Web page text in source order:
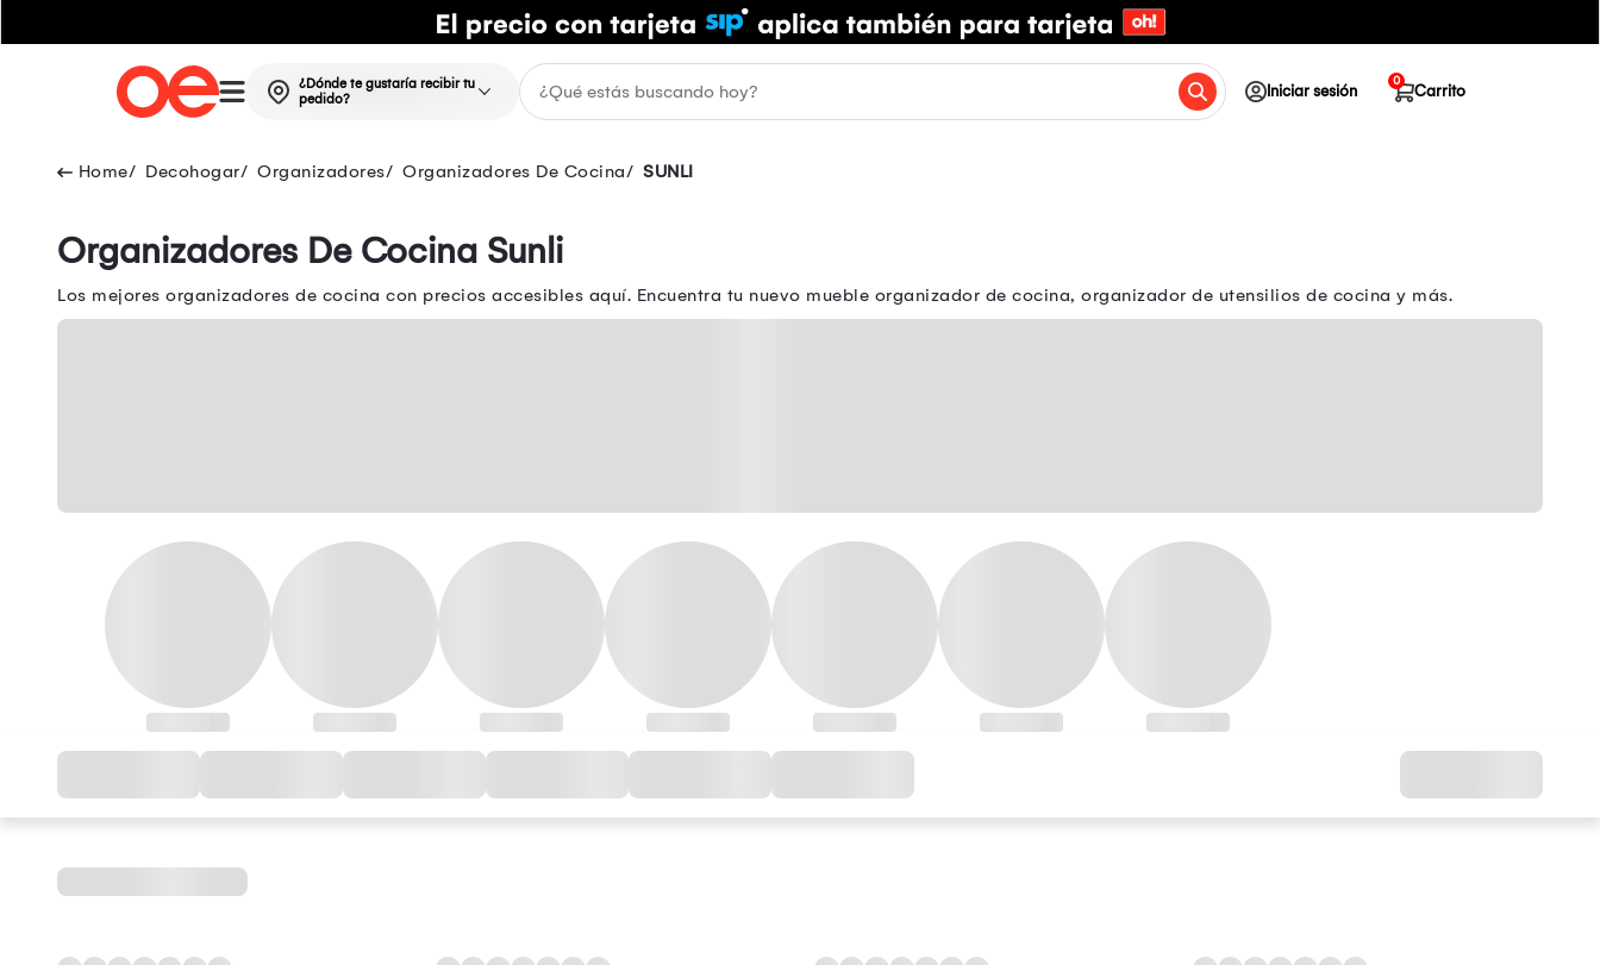
¿Dónde te gustaría recibir tu
pedido?
Iniciar sesión Carrito
0
Decohogar Organizadores Organizadores De Cocina SUNLI
Organizadores De Cocina Sunli
Los mejores organizadores de cocina con precios accesibles aquí. Encuentra tu nuevo mueble organizador de cocina, organizador de utensilios de cocina y más.